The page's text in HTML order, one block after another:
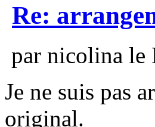
Re:
par nicolina le
Je ne suis pas
original.